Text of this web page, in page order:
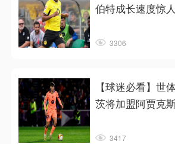
伯特成长速度惊
3306
【球迷必看】世
茨将加盟阿贾克
3417